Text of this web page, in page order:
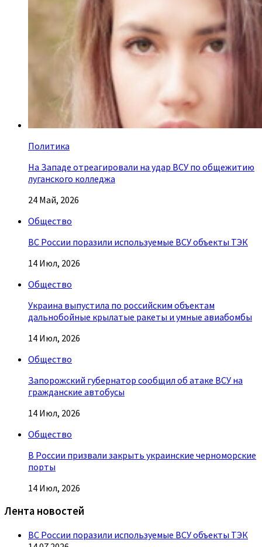
Политика
На Западе отреагировали на удар ВСУ по общежитию
луганского колледжа
24 Май, 2026
Общество
ВС России поразили используемые ВСУ объекты ТЭК
14 Июл, 2026
Общество
Украина выпустила по российским объектам
дальнобойные крылатые ракеты и умные авиабомбы
14 Июл, 2026
Общество
Запорожский губернатор сообщил об атаке ВСУ на
гражданские автобусы
14 Июл, 2026
Общество
В России призвали закрыть украинские черноморские
порты
14 Июл, 2026
Лента новостей
ВС России поразили используемые ВСУ объекты ТЭК